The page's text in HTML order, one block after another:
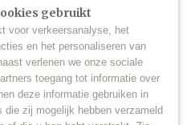
gebruikt
voor verkeersanalyse, het
en het personaliseren van
verlenen we onze sociale
toegang tot informatie over
deze informatie gebruiken in
zij mogelijk hebben verzameld